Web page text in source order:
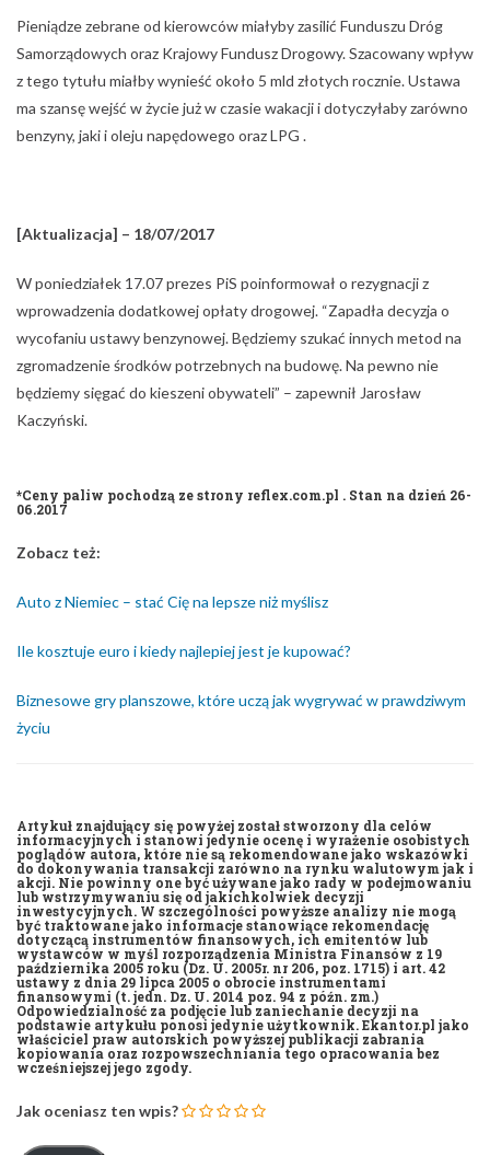
Pieniądze zebrane od kierowców miałyby zasilić Funduszu Dróg
Samorządowych oraz Krajowy Fundusz Drogowy. Szacowany wpływ
z tego tytułu miałby wynieść około 5 mld złotych rocznie. Ustawa
ma szansę wejść w życie już w czasie wakacji i dotyczyłaby zarówno
benzyny, jaki i oleju napędowego oraz LPG .
[Aktualizacja] – 18/07/2017
W poniedziałek 17.07 prezes PiS poinformował o rezygnacji z
wprowadzenia dodatkowej opłaty drogowej. “Zapadła decyzja o
wycofaniu ustawy benzynowej. Będziemy szukać innych metod na
zgromadzenie środków potrzebnych na budowę. Na pewno nie
będziemy sięgać do kieszeni obywateli” – zapewnił Jarosław
Kaczyński.
*Ceny paliw pochodzą ze strony reflex.com.pl . Stan na dzień 26-
06.2017
Zobacz też:
Auto z Niemiec – stać Cię na lepsze niż myślisz
Ile kosztuje euro i kiedy najlepiej jest je kupować?
Biznesowe gry planszowe, które uczą jak wygrywać w prawdziwym
życiu
Artykuł znajdujący się powyżej został stworzony dla celów
informacyjnych i stanowi jedynie ocenę i wyrażenie osobistych
poglądów autora, które nie są rekomendowane jako wskazówki
do dokonywania transakcji zarówno na rynku walutowym jak i
akcji. Nie powinny one być używane jako rady w podejmowaniu
lub wstrzymywaniu się od jakichkolwiek decyzji
inwestycyjnych. W szczególności powyższe analizy nie mogą
być traktowane jako informacje stanowiące rekomendację
dotyczącą instrumentów finansowych, ich emitentów lub
wystawców w myśl rozporządzenia Ministra Finansów z 19
października 2005 roku (Dz. U. 2005r. nr 206, poz. 1715) i art. 42
ustawy z dnia 29 lipca 2005 o obrocie instrumentami
finansowymi (t. jedn. Dz. U. 2014 poz. 94 z późn. zm.)
Odpowiedzialność za podjęcie lub zaniechanie decyzji na
podstawie artykułu ponosi jedynie użytkownik. Ekantor.pl jako
właściciel praw autorskich powyższej publikacji zabrania
kopiowania oraz rozpowszechniania tego opracowania bez
wcześniejszej jego zgody.
Jak oceniasz ten wpis?